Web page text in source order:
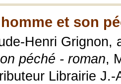
et son
Henri Grignon,
péché - roman,
Librairie